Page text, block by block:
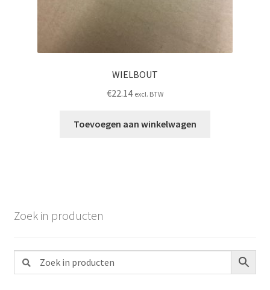
WIELBOUT
€22.14 excl. BTW
Toevoegen aan winkelwagen
Zoek in producten